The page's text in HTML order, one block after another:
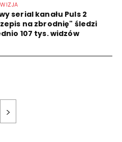
serial kanału Puls 2
na zbrodnię" śledzi
107 tys. widzów
>